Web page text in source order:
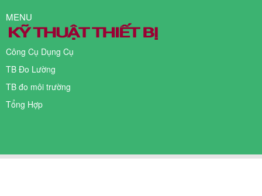
MENU
Công Cụ Dụng Cụ
TB Đo Lường
TB đo môi trường
Tổng Hợp